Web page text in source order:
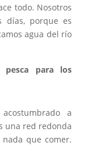
todo. Nosotros
días, porque es
agua del río
para los
a
una red redonda
que comer.